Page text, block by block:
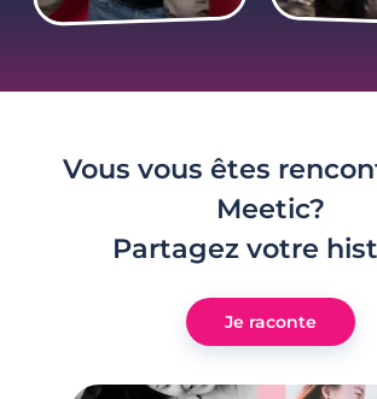
Vous vous êtes
Meetic?
Partagez votre
Je raconte